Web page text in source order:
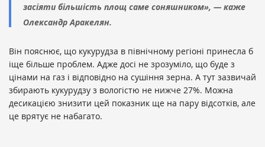
засіяти більшість площ саме соняшником», — каже
Олександр Аракелян.
Він пояснює, що кукурудза в північному регіоні принесла б
іще більше проблем. Адже досі не зрозуміло, що буде з
цінами на газ і відповідно на сушіння зерна. А тут зазвичай
збирають кукурудзу з вологістю не нижче 27%. Можна
десикацією знизити цей показник ще на пару відсотків, але
це врятує не набагато.